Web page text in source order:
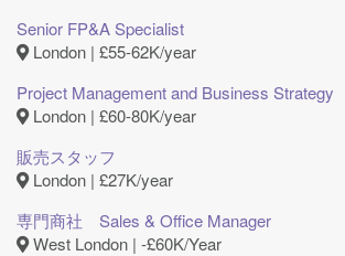
Senior FP&A Specialist
London | £55-62K/year
Project Management and Business Strategy
London | £60-80K/year
販売スタッフ
London | £27K/year
専門商社 Sales & Office Manager
West London | ‐£60K/Year